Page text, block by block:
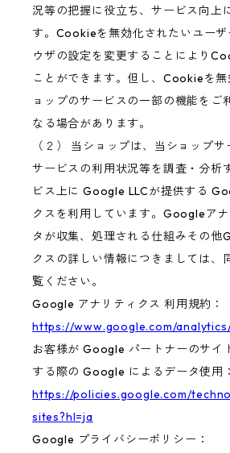
況等の把握に役立ち、サービス向上
す。Cookieを無効化されたいユーザ
ウザの設定を変更することにより
ことができます。但し、Cookieを
ョップのサービスの一部の機能をご
なる場合があります。
（２） 当ショップは、当ショップ
サービスの利用状況等を調査・分析
ビス上に Google LLCが提供する
クスを利用しています。Googleア
タが収集、処理される仕組みその他
クスの詳しい情報につきましては、
覧ください。
Google アナリティクス 利用規約：
https://www.google.com/
お客様が Google パートナーのサイ
する際の Google によるデータ使用：
https://policies.google.com/
sites?hl=ja
Google プライバシーポリシー：